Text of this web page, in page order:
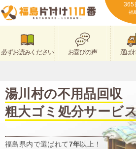
365
福
必ずお読みください お喜びの声 選ば
湯川村の不用品回収
粗大ゴミ処分サービ
福島県内で選ばれて7年以上！